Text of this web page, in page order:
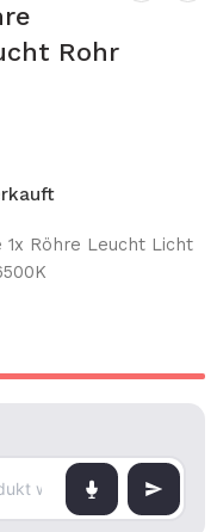
Rohr
Röhre Leucht Licht